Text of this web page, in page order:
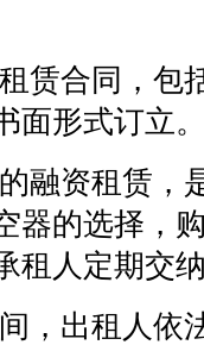
赁合同，包
面形式订立
融资租赁，
器的选择，
租人定期交
，出租人依